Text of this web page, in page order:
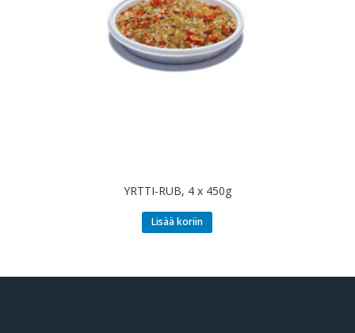
YRTTI-RUB, 4 x 450g
Lisää koriin